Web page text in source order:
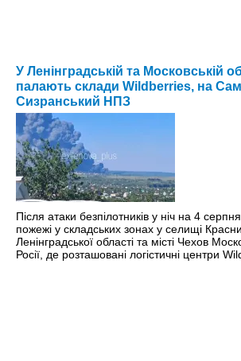
У Ленінградській та Московській
палають склади Wildberries, на
Сизранський НПЗ
Після атаки безпілотників у ніч на 4
пожежі у складських зонах у селищі
Ленінградської області та місті Чехов
Росії, де розташовані логістичні центри